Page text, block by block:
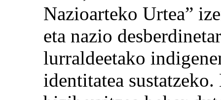
Nazioarteko Urtea”
eta nazio
lurraldeetako
identitatea